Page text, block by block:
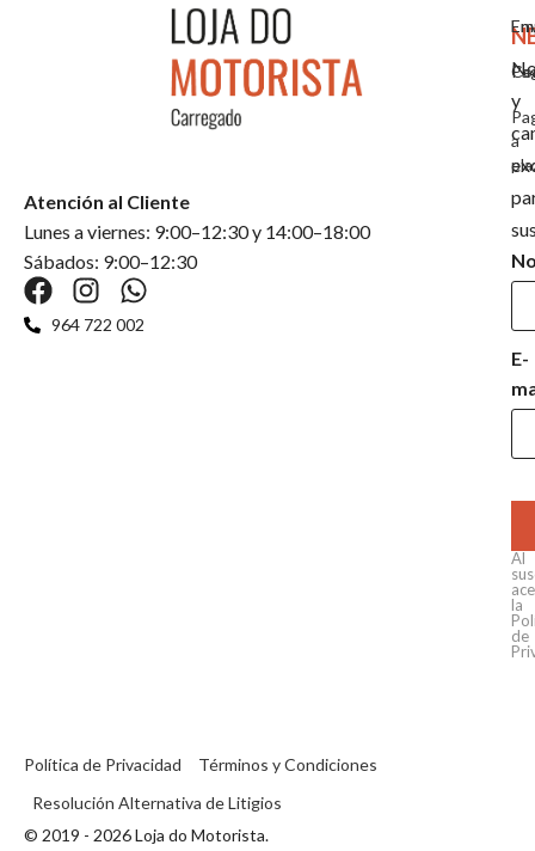
a
Atención al Cliente
Lunes a viernes: 9:00–12:30 y 14:00–18:00
Sábados: 9:00–12:30
964 722 002
y
E-
Al
la
de
© 2019 - 2026 Loja do Motorista.
Política de Privacidad
Términos y Condiciones
Resolución Alternativa de Litigios